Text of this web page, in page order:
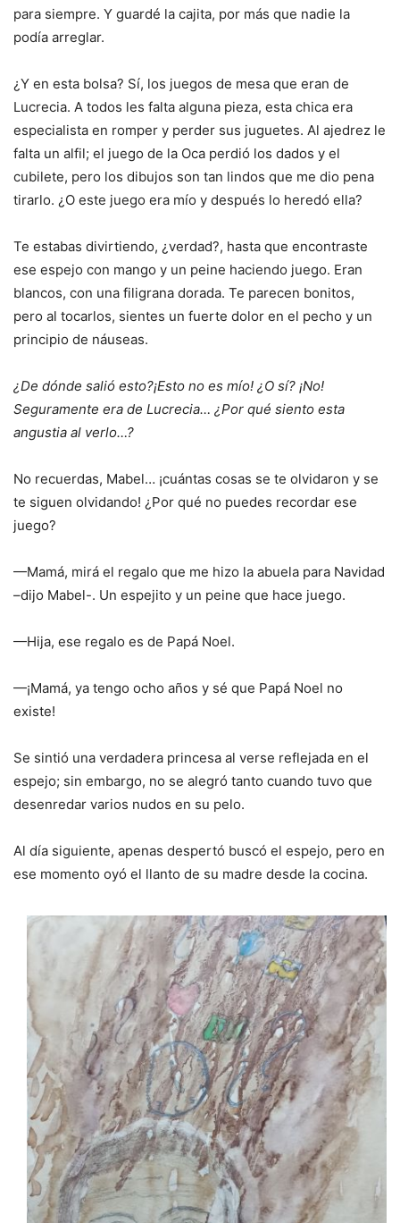
para siempre. Y guardé la cajita, por más que nadie la
podía arreglar.
¿Y en esta bolsa? Sí, los juegos de mesa que eran de
Lucrecia. A todos les falta alguna pieza, esta chica era
especialista en romper y perder sus juguetes. Al ajedrez le
falta un alfil; el juego de la Oca perdió los dados y el
cubilete, pero los dibujos son tan lindos que me dio pena
tirarlo. ¿O este juego era mío y después lo heredó ella?
Te estabas divirtiendo, ¿verdad?, hasta que encontraste
ese espejo con mango y un peine haciendo juego. Eran
blancos, con una filigrana dorada. Te parecen bonitos,
pero al tocarlos, sientes un fuerte dolor en el pecho y un
principio de náuseas.
¿De dónde salió esto?¡Esto no es mío! ¿O sí? ¡No!
Seguramente era de Lucrecia… ¿Por qué siento esta
angustia al verlo…?
No recuerdas, Mabel… ¡cuántas cosas se te olvidaron y se
te siguen olvidando! ¿Por qué no puedes recordar ese
juego?
—Mamá, mirá el regalo que me hizo la abuela para Navidad
–dijo Mabel-. Un espejito y un peine que hace juego.
—Hija, ese regalo es de Papá Noel.
—¡Mamá, ya tengo ocho años y sé que Papá Noel no
existe!
Se sintió una verdadera princesa al verse reflejada en el
espejo; sin embargo, no se alegró tanto cuando tuvo que
desenredar varios nudos en su pelo.
Al día siguiente, apenas despertó buscó el espejo, pero en
ese momento oyó el llanto de su madre desde la cocina.